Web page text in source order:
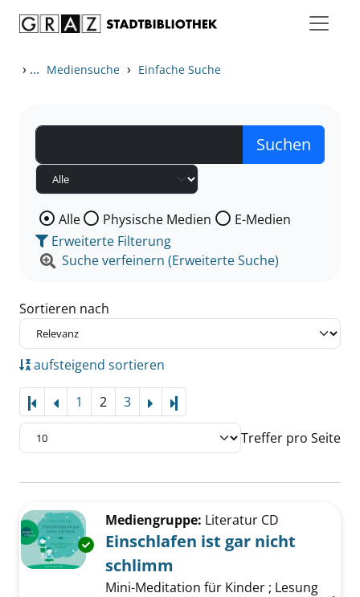
› ... Mediensuche › Einfache Suche
Wählen Sie die Medienart nach der Sie suchen wollen.
Alle Physische Medien
E-Medien
Erweiterte Filterung
Suche verfeinern (Erweiterte Suche)
Sortieren nach
aufsteigend sortieren
1 2 3
Treffer pro Seite
Zu den Suchfiltern springen
Exemplar-Details von Einschlafen ist gar
Mediengruppe: Literatur CD
Einschlafen ist gar nicht
schlimm
Mini-Meditation für Kinder ; Lesung